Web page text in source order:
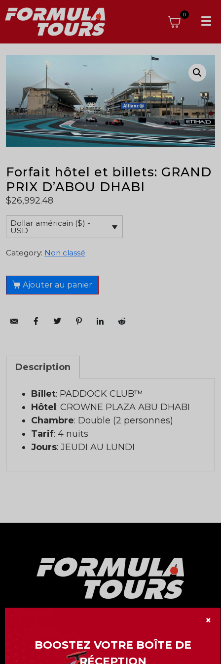
0
Forfait hôtel et billets: GRAND
PRIX D’ABOU DHABI
$26,992.48
Dollar américain ($) -
USD
Category: Non classé
Ajouter au panier
Description
Billet: PADDOCK CLUB™
Hôtel: CROWNE PLAZA ABU DHABI
Chambre: Double (2 personnes)
Tarif: 4 nuits
Jours: JEUDI AU LUNDI
plus de 15 Grand-Prix de Formule 1 à travers
le monde.
×
BOOSTEZ VOTRE BOÎTE DE